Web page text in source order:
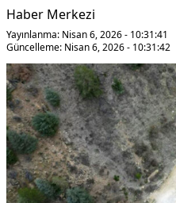
Haber Merkezi
Yayınlanma: Nisan 6, 2026 - 10:31:41
Güncelleme: Nisan 6, 2026 - 10:31:42